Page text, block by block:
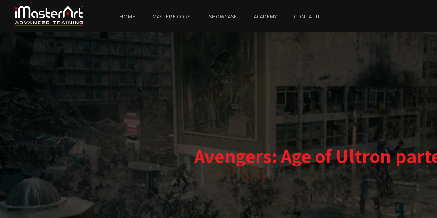
HOME MASTER E CORSI SHOWCASE ACADEMY CONTATTI
Avengers: Age of Ultron